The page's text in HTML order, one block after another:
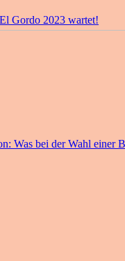
Gordo 2023 wartet!
Was bei der Wahl einer